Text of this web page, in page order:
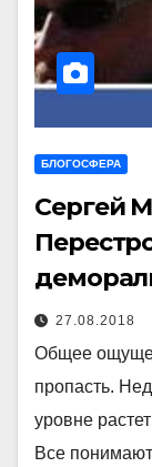
БЛОГОСФЕРА
Сергей
27.08.2018
Общее
пропасть.
уровне
Все